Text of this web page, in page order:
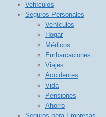
Vehículos
Seguros Personales
Vehículos
Hogar
Médicos
Embarcaciones
Viajes
Accidentes
Vida
Pensiones
Ahorro